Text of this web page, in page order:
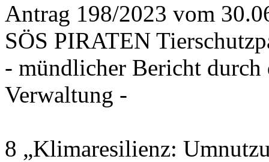
Antrag 198/2023 vom
SÖS PIRATEN
- mündlicher Bericht
Verwaltung -
8 „Klimaresilienz: